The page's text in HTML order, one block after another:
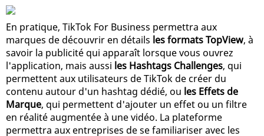
En pratique, TikTok For Business permettra aux
marques de découvrir en détails les formats TopView, à
savoir la publicité qui apparaît lorsque vous ouvrez
l'application, mais aussi les Hashtags Challenges, qui
permettent aux utilisateurs de TikTok de créer du
contenu autour d'un hashtag dédié, ou les Effets de
Marque, qui permettent d'ajouter un effet ou un filtre
en réalité augmentée à une vidéo. La plateforme
permettra aux entreprises de se familiariser avec les